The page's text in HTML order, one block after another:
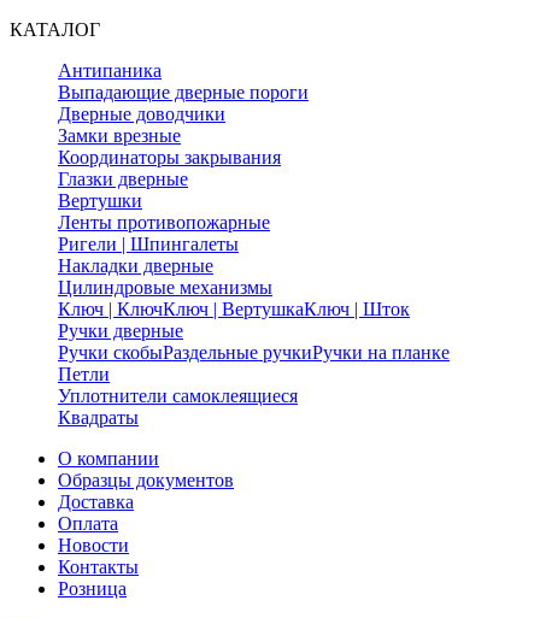
КАТАЛОГ
Антипаника
Выпадающие дверные пороги
Дверные доводчики
Замки врезные
Координаторы закрывания
Глазки дверные
Вертушки
Ленты противопожарные
Ригели | Шпингалеты
Накладки дверные
Цилиндровые механизмы
Ключ | КлючКлюч | ВертушкаКлюч | Шток
Ручки дверные
Ручки скобыРаздельные ручкиРучки на планке
Петли
Уплотнители самоклеящиеся
Квадраты
О компании
Образцы документов
Доставка
Оплата
Новости
Контакты
Розница